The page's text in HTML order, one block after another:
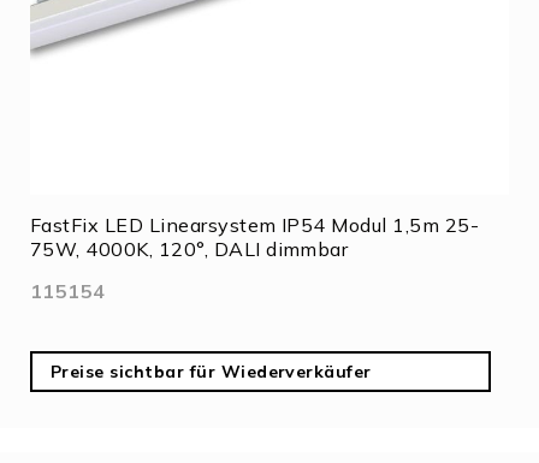
FastFix LED Linearsystem IP54 Modul 1,5m 25-
75W, 4000K, 120°, DALI dimmbar
115154
Preise sichtbar für Wiederverkäufer